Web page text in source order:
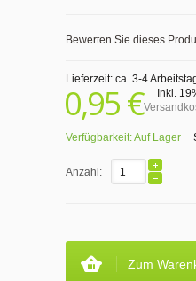
Bewerten Sie dieses
Lieferzeit: ca. 3-4
0,95 € Inkl.
Verfügbarkeit:Auf Lager
Anzahl:
Zum